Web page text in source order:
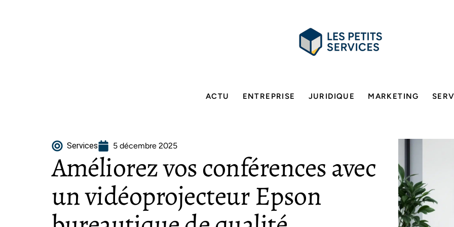
ACTU ENTREPRISE JURIDIQUE MARKETING
Services 5 décembre 2025
Améliorez vos conférences avec
un vidéoprojecteur Epson